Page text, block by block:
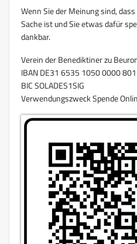
Wenn Sie der Meinung sind,
Sache ist und Sie etwas dafür
dankbar.
Verein der Benediktiner zu
IBAN DE31 6535 1050 0000
BIC SOLADES1SIG
Verwendungszweck Spende